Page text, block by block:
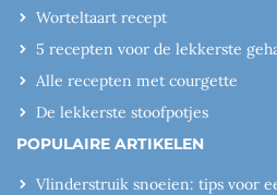
Worteltaart recept
5 recepten voor de lekkerste
Alle recepten met courgette
De lekkerste stoofpotjes
POPULAIRE ARTIKELEN
Vlinderstruik snoeien: tips voor